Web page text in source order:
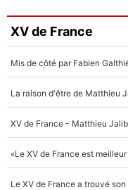
XV de France